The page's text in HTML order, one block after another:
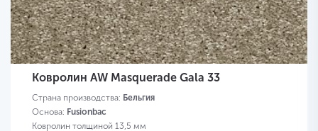
Ковролин AW Masquerade Gala 33
Страна производства: Бельгия
Основа: Fusionbac
Ковролин толщиной 13,5 мм